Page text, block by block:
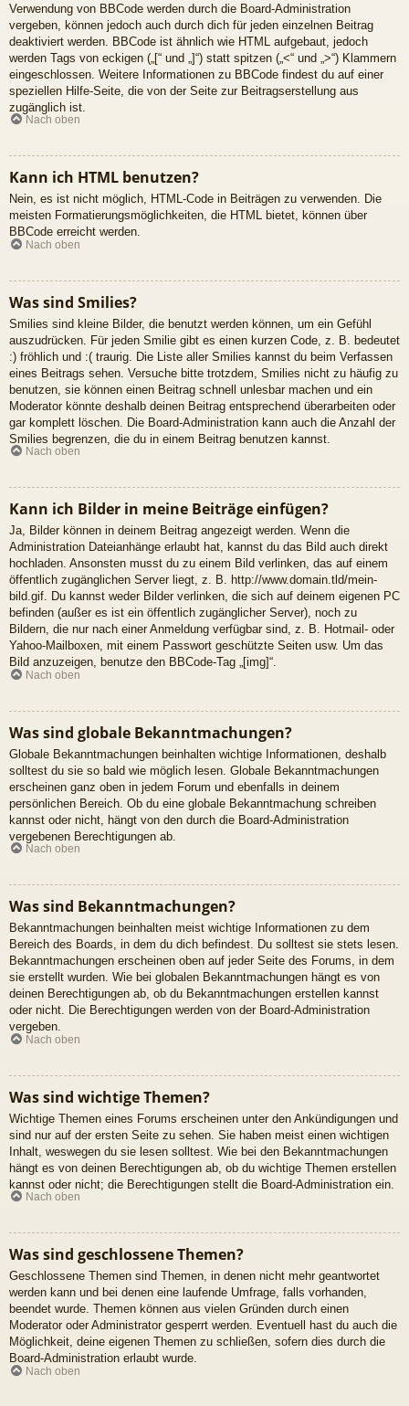
Verwendung von BBCode werden durch die Board-Administration
vergeben, können jedoch auch durch dich für jeden einzelnen Beitrag
deaktiviert werden. BBCode ist ähnlich wie HTML aufgebaut, jedoch
werden Tags von eckigen („[“ und „]“) statt spitzen („<“ und „>“) Klammern
eingeschlossen. Weitere Informationen zu BBCode findest du auf einer
speziellen Hilfe-Seite, die von der Seite zur Beitragserstellung aus
zugänglich ist.
Nach oben
Kann ich HTML benutzen?
Nein, es ist nicht möglich, HTML-Code in Beiträgen zu verwenden. Die
meisten Formatierungsmöglichkeiten, die HTML bietet, können über
BBCode erreicht werden.
Nach oben
Was sind Smilies?
Smilies sind kleine Bilder, die benutzt werden können, um ein Gefühl
auszudrücken. Für jeden Smilie gibt es einen kurzen Code, z. B. bedeutet
:) fröhlich und :( traurig. Die Liste aller Smilies kannst du beim Verfassen
eines Beitrags sehen. Versuche bitte trotzdem, Smilies nicht zu häufig zu
benutzen, sie können einen Beitrag schnell unlesbar machen und ein
Moderator könnte deshalb deinen Beitrag entsprechend überarbeiten oder
gar komplett löschen. Die Board-Administration kann auch die Anzahl der
Smilies begrenzen, die du in einem Beitrag benutzen kannst.
Nach oben
Kann ich Bilder in meine Beiträge einfügen?
Ja, Bilder können in deinem Beitrag angezeigt werden. Wenn die
Administration Dateianhänge erlaubt hat, kannst du das Bild auch direkt
hochladen. Ansonsten musst du zu einem Bild verlinken, das auf einem
öffentlich zugänglichen Server liegt, z. B. http://www.domain.tld/mein-
bild.gif. Du kannst weder Bilder verlinken, die sich auf deinem eigenen PC
befinden (außer es ist ein öffentlich zugänglicher Server), noch zu
Bildern, die nur nach einer Anmeldung verfügbar sind, z. B. Hotmail- oder
Yahoo-Mailboxen, mit einem Passwort geschützte Seiten usw. Um das
Bild anzuzeigen, benutze den BBCode-Tag „[img]“.
Nach oben
Was sind globale Bekanntmachungen?
Globale Bekanntmachungen beinhalten wichtige Informationen, deshalb
solltest du sie so bald wie möglich lesen. Globale Bekanntmachungen
erscheinen ganz oben in jedem Forum und ebenfalls in deinem
persönlichen Bereich. Ob du eine globale Bekanntmachung schreiben
kannst oder nicht, hängt von den durch die Board-Administration
vergebenen Berechtigungen ab.
Nach oben
Was sind Bekanntmachungen?
Bekanntmachungen beinhalten meist wichtige Informationen zu dem
Bereich des Boards, in dem du dich befindest. Du solltest sie stets lesen.
Bekanntmachungen erscheinen oben auf jeder Seite des Forums, in dem
sie erstellt wurden. Wie bei globalen Bekanntmachungen hängt es von
deinen Berechtigungen ab, ob du Bekanntmachungen erstellen kannst
oder nicht. Die Berechtigungen werden von der Board-Administration
vergeben.
Nach oben
Was sind wichtige Themen?
Wichtige Themen eines Forums erscheinen unter den Ankündigungen und
sind nur auf der ersten Seite zu sehen. Sie haben meist einen wichtigen
Inhalt, weswegen du sie lesen solltest. Wie bei den Bekanntmachungen
hängt es von deinen Berechtigungen ab, ob du wichtige Themen erstellen
kannst oder nicht; die Berechtigungen stellt die Board-Administration ein.
Nach oben
Was sind geschlossene Themen?
Geschlossene Themen sind Themen, in denen nicht mehr geantwortet
werden kann und bei denen eine laufende Umfrage, falls vorhanden,
beendet wurde. Themen können aus vielen Gründen durch einen
Moderator oder Administrator gesperrt werden. Eventuell hast du auch die
Möglichkeit, deine eigenen Themen zu schließen, sofern dies durch die
Board-Administration erlaubt wurde.
Nach oben